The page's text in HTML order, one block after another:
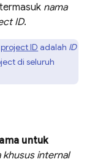
nama
ID.
project ID adalah ID
di seluruh
untuk
khusus internal